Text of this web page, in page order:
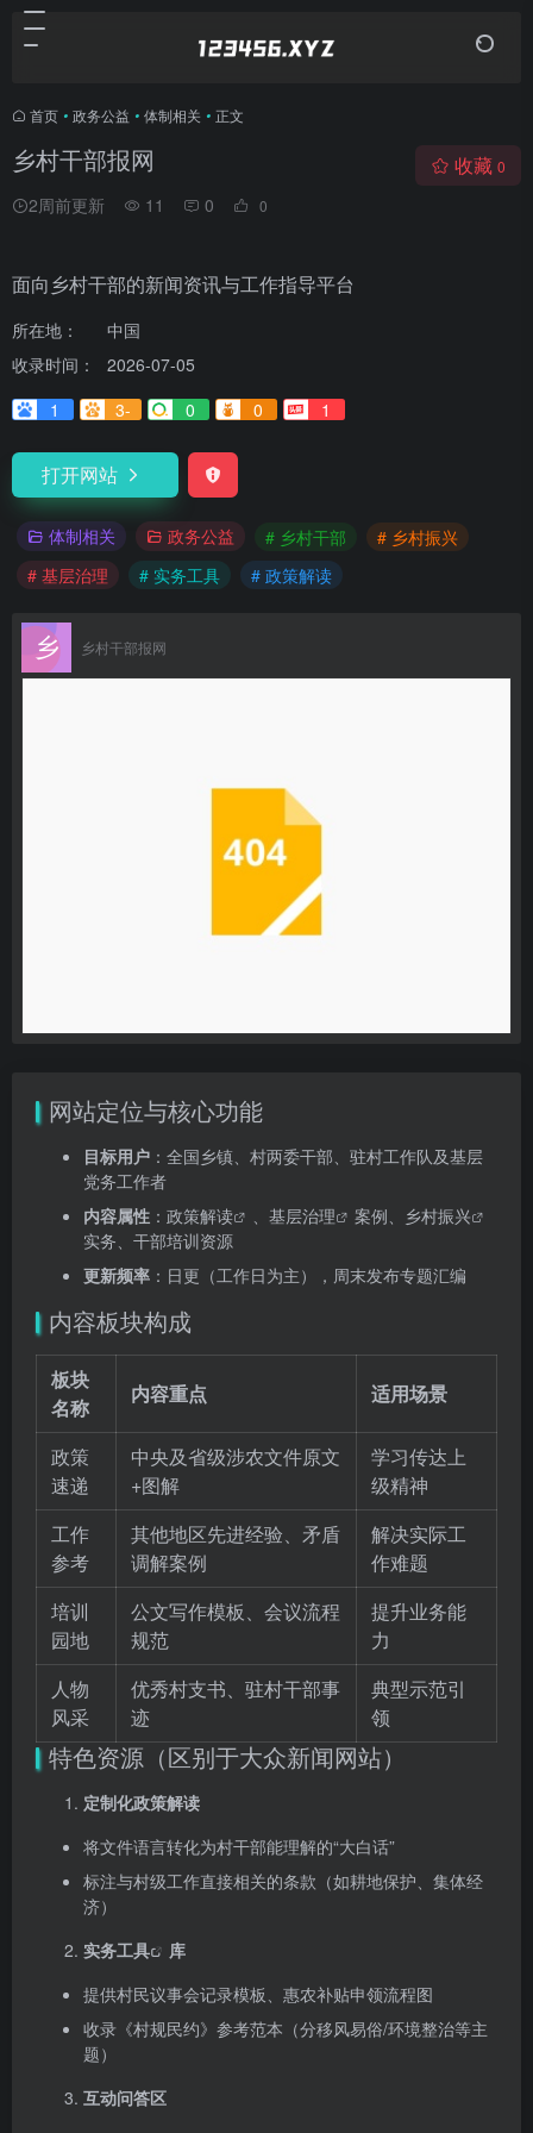
首页 • 政务公益 • 体制相关 • 正文
乡村干部报网
2周前更新 11 0 0
收藏 0
面向乡村干部的新闻资讯与工作指导平台
所在地：
中国
收录时间：
2026-07-05
1
3- 0 0 1
打开网站
体制相关 政务公益 # 乡村干部
# 乡村振兴
# 基层治理
# 实务工具 # 政策解读
乡村干部报网
网站定位与核心功能
目标用户 ：全国乡镇、村两委干部、驻村工作队及基层
党务工作者
内容属性 ： 政策解读 、 基层治理 案例、 乡村振兴
实务、干部培训资源
更新频率 ：日更（工作日为主），周末发布专题汇编
内容板块构成
板块
名称
内容重点 适用场景
政策
速递
中央及省级涉农文件原文
+图解
学习传达上
级精神
工作
参考
其他地区先进经验、矛盾
调解案例
解决实际工
作难题
培训
园地
公文写作模板、会议流程
规范
提升业务能
力
人物
风采
优秀村支书、驻村干部事
迹
典型示范引
领
特色资源（区别于大众新闻网站）
定制化政策解读
将文件语言转化为村干部能理解的“大白话”
标注与村级工作直接相关的条款（如耕地保护、集体经
济）
实务工具
库
提供村民议事会记录模板、惠农补贴申领流程图
收录《村规民约》参考范本（分移风易俗/环境整治等主
题）
互动问答区